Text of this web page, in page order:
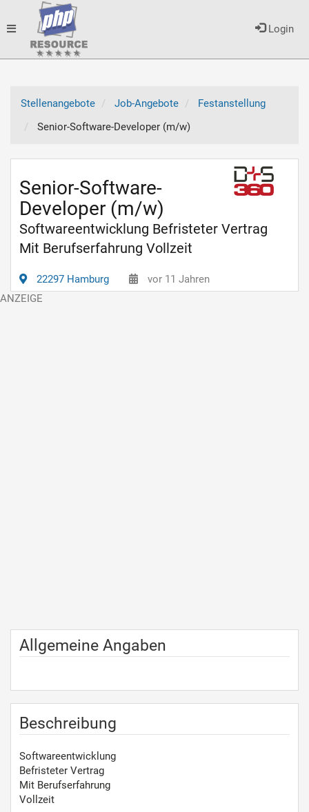
Login
Toggle
Stellenangebote
Job-Angebote
Festanstellung
Senior-Software-Developer (m/w)
Senior-Software-
Developer (m/w)
Softwareentwicklung Befristeter Vertrag
Mit Berufserfahrung Vollzeit
22297 Hamburg vor 11 Jahren
Allgemeine Angaben
Beschreibung
Softwareentwicklung
Befristeter Vertrag
Mit Berufserfahrung
Vollzeit